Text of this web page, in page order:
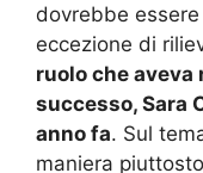
dovrebbe
eccezione di
ruolo che aveva
successo, Sara
anno fa. Sul
maniera